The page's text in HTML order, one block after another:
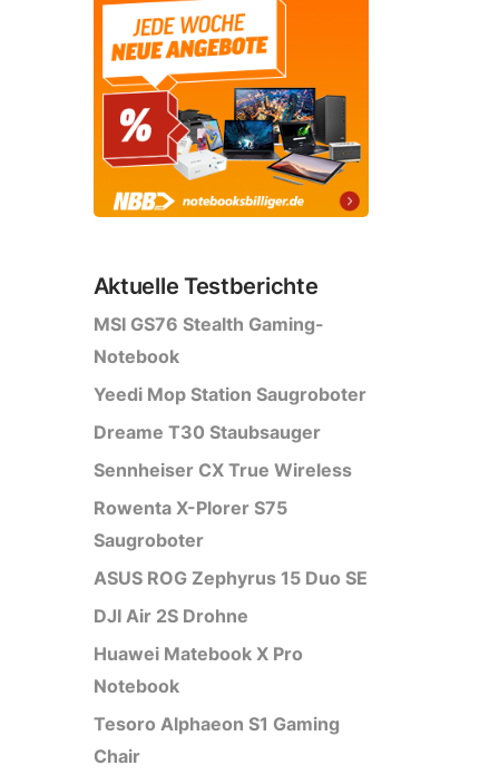
Aktuelle Testberichte
MSI GS76 Stealth Gaming-
Notebook
Yeedi Mop Station Saugroboter
Dreame T30 Staubsauger
Sennheiser CX True Wireless
Rowenta X-Plorer S75
Saugroboter
ASUS ROG Zephyrus 15 Duo SE
DJI Air 2S Drohne
Huawei Matebook X Pro
Notebook
Tesoro Alphaeon S1 Gaming
Chair